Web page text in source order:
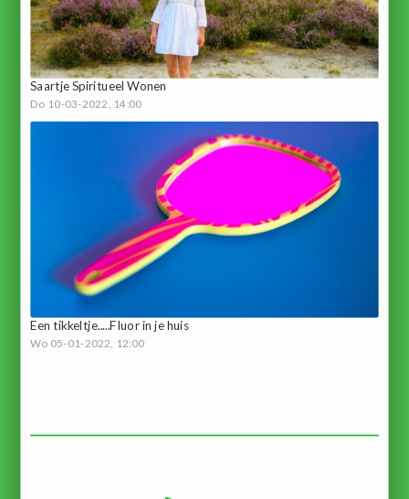
Saartje Spiritueel Wonen
Do 10-03-2022, 14:00
Een tikkeltje.....Fluor in je huis
Wo 05-01-2022, 12:00